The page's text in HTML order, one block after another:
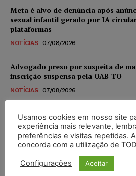
Meta é alvo de denúncia após
sexual infantil gerado por IA
plataformas
NOTÍCIAS 07/08/2026
Advogado preso por suspeita de
inscrição suspensa pela OAB-TO
NOTÍCIAS 07/08/2026
STF amplia isenção de IBS e CBS
novos para pessoas com
níveis
DIREITO TRIBUTÁRIO 07/08/2026
Justiça do Trabalho mantém justa
Usamos cookies em nosso site
experiência mais relevante,
preferências e visitas repetidas.
concorda com a utilização de
Configurações Aceitar